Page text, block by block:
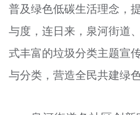
榜样人物
身边好人
文明评论
普及绿色低碳生活理念，
与度，连日来，泉河街道
式丰富的垃圾分类主题宣
与分类，营造全民共建绿